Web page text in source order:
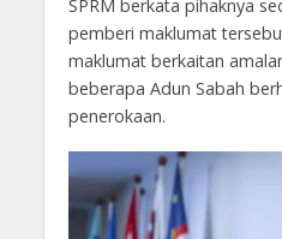
SPRM berkata pihaknya
pemberi maklumat
maklumat berkaitan
beberapa Adun Sabah
penerokaan.